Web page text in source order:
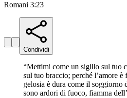
Romani 3:23
Condividi
“Mettimi come un sigillo sul tuo
sul tuo braccio; perché l’amore è
gelosia è dura come il soggiorno
sono ardori di fuoco, fiamma